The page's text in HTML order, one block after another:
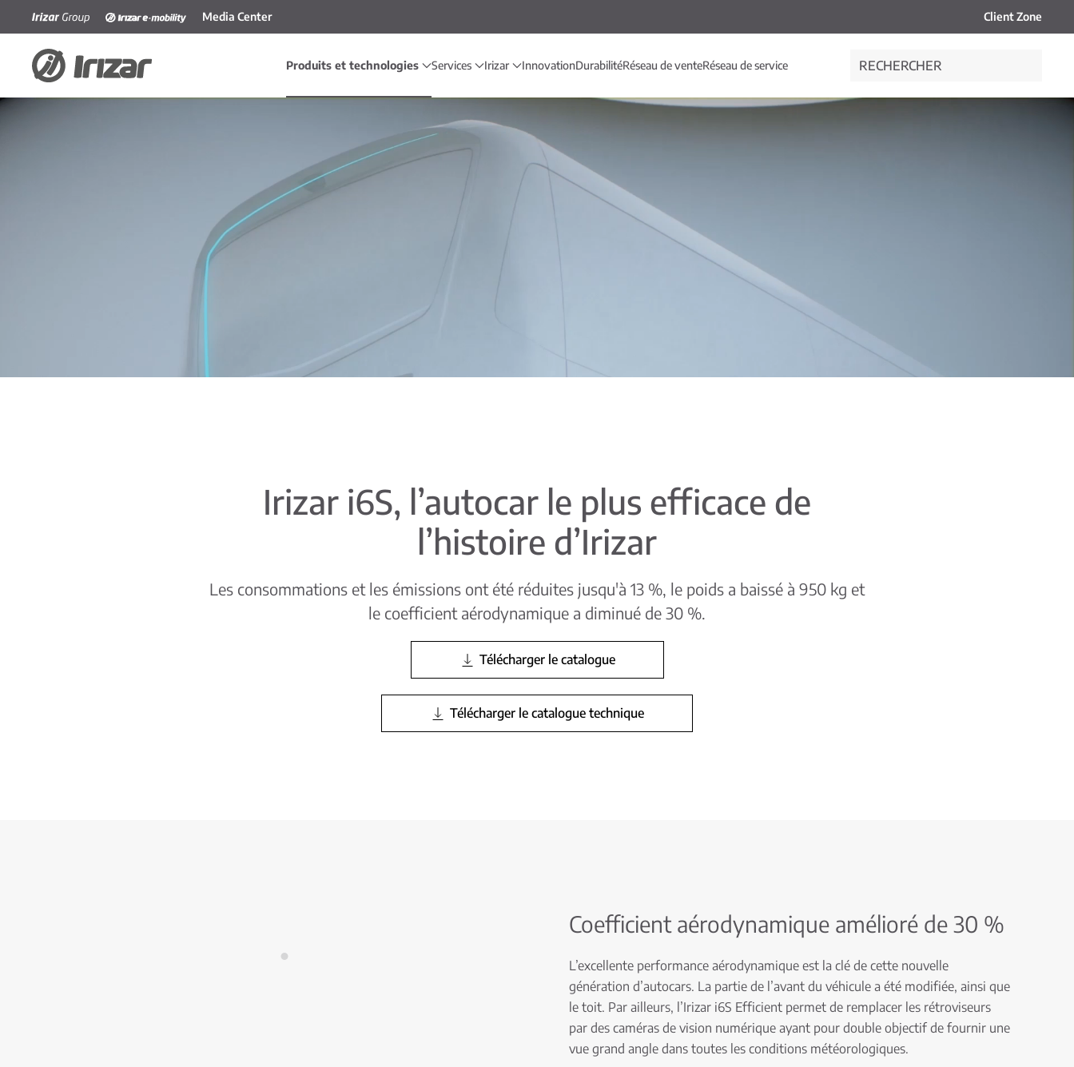
Accéder au contenu principal
Media Center Client Zone
Produits et technologies Services Irizar InnovationDurabilitéRéseau de venteRéseau de service
Irizar i6S, l’autocar le plus efficace de
l’histoire d’Irizar
Les consommations et les émissions ont été réduites jusqu'à 13 %, le poids a baissé à 950 kg et
le coefficient aérodynamique a diminué de 30 %.
Télécharger le catalogue
Télécharger le catalogue technique
Coefficient aérodynamique amélioré de 30 %
L’excellente performance aérodynamique est la clé de cette nouvelle
génération d’autocars. La partie de l’avant du véhicule a été modifiée, ainsi que
le toit. Par ailleurs, l’Irizar i6S Efficient permet de remplacer les rétroviseurs
par des caméras de vision numérique ayant pour double objectif de fournir une
vue grand angle dans toutes les conditions météorologiques.